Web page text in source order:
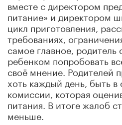
вместе с директором
питание» и директором
цикл приготовления,
требованиях,
самое главное,
ребенком попробовать
своё мнение. Родителей
хоть каждый день, быть
комиссии, которая
питания. В итоге жалоб
меньше.